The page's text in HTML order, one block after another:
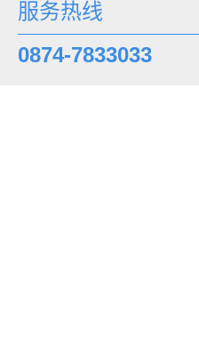
服务热线
0874-7833033